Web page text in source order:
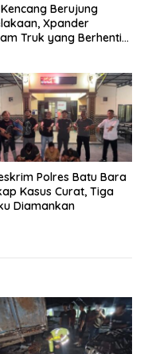
Berujung
Xpander
Truk yang Berhenti
Polres Batu Bara
Kasus Curat, Tiga
Diamankan